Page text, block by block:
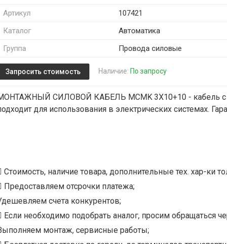
Артикул
107421
Каталог
Автоматика
Группа
Провода силовые
Запросить стоимость Наличие: По запросу
СИЛОВОЙ КАБЕЛЬ MCMK 3X10+10 - кабель с
для использования в электрических системах.
Стоимость, наличие товара, дополнительные тех. хар-ки
Предоставляем отсрочки платежа;
счета конкурентов;
Если необходимо подобрать аналог, просим обращаться
монтаж, сервисные работы;